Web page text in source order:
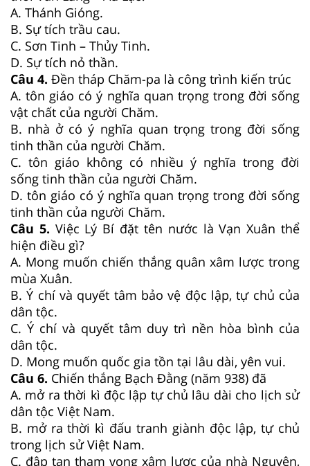
A. Thánh Gióng.
B. Sự tích trầu cau.
C. Sơn Tinh – Thủy Tinh.
D. Sự tích nỏ thần.
Câu 4. Đền tháp Chăm-pa là công trình kiến trúc
A. tôn giáo có ý nghĩa quan trọng trong đời sống
vật chất của người Chăm.
B. nhà ở có ý nghĩa quan trọng trong đời sống
tinh thần của người Chăm.
C. tôn giáo không có nhiều ý nghĩa trong đời
sống tinh thần của người Chăm.
D. tôn giáo có ý nghĩa quan trọng trong đời sống
tinh thần của người Chăm.
Câu 5. Việc Lý Bí đặt tên nước là Vạn Xuân thể
hiện điều gì?
A. Mong muốn chiến thắng quân xâm lược trong
mùa Xuân.
B. Ý chí và quyết tâm bảo vệ độc lập, tự chủ của
dân tộc.
C. Ý chí và quyết tâm duy trì nền hòa bình của
dân tộc.
D. Mong muốn quốc gia tồn tại lâu dài, yên vui.
Câu 6. Chiến thắng Bạch Đằng (năm 938) đã
A. mở ra thời kì độc lập tự chủ lâu dài cho lịch sử
dân tộc Việt Nam.
B. mở ra thời kì đấu tranh giành độc lập, tự chủ
trong lịch sử Việt Nam.
C. đập tan tham vọng xâm lược của nhà Nguyên,